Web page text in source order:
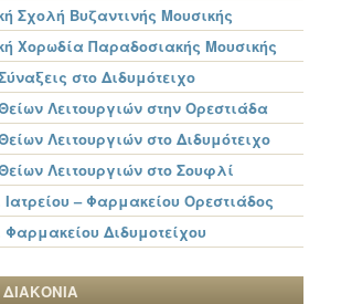
Σχολή Βυζαντινής Μουσικής
Χορωδία Παραδοσιακής Μουσικής
στο Διδυμότειχο
Λειτουργιών στην Ορεστιάδα
Λειτουργιών στο Διδυμότειχο
Λειτουργιών στο Σουφλί
– Φαρμακείου Ορεστιάδος
Διδυμοτείχου